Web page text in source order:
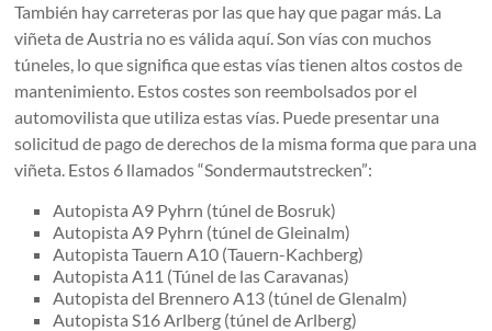
También hay carreteras por las que hay que pagar más. La
viñeta de Austria no es válida aquí. Son vías con muchos
túneles, lo que significa que estas vías tienen altos costos de
mantenimiento. Estos costes son reembolsados ​​por el
automovilista que utiliza estas vías. Puede presentar una
solicitud de pago de derechos de la misma forma que para una
viñeta. Estos 6 llamados “Sondermautstrecken”:
Autopista A9 Pyhrn (túnel de Bosruk)
Autopista A9 Pyhrn (túnel de Gleinalm)
Autopista Tauern A10 (Tauern-Kachberg)
Autopista A11 (Túnel de las Caravanas)
Autopista del Brennero A13 (túnel de Glenalm)
Autopista S16 Arlberg (túnel de Arlberg)